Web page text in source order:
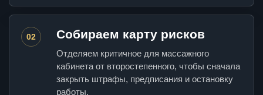
02 Собираем карту рисков
Отделяем критичное для массажного
кабинета от второстепенного, чтобы сначала
закрыть штрафы, предписания и остановку
работы.